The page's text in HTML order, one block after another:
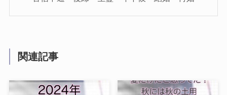
関連記事